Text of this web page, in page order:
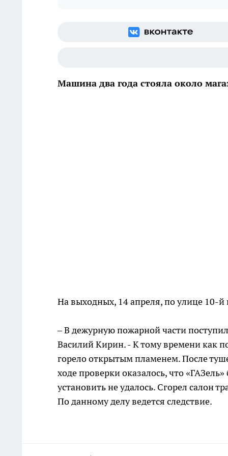
Машина два года стояла около
На выходных, 14 апреля, по улице 10-й
–В дежурную пожарной части
Василий Кирин. - К тому времени как
горело открытым пламенем. После
ходе проверки оказалось, что
установить не удалось. Сгорел салон
По данному делу ведется следствие.